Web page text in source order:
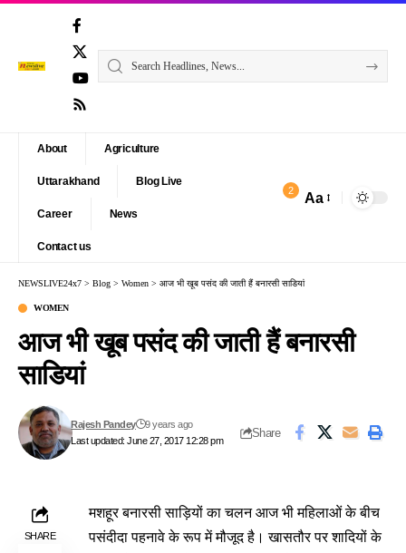
About Agriculture
Uttarakhand Blog Live
Career News
Contact us
2 Aa
NEWSLIVE24x7 > Blog > Women > आज भी खूब पसंद की जाती हैं बनारसी साडियां
WOMEN
आज भी खूब पसंद की जाती हैं बनारसी
साडियां
Last updated: June 27, 2017 12:28 pm
Rajesh Pandey 9 years ago
Share
SHARE
मशहूर बनारसी साड़ियों का चलन आज भी महिलाओं के बीच
पसंदीदा पहनावे के रूप में मौजूद है। खासतौर पर शादियों के